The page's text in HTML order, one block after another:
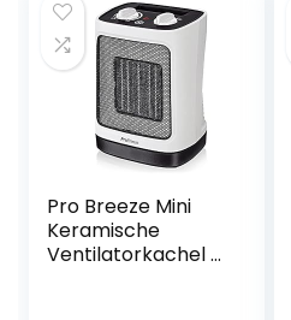
timer – 20m2
Pro Breeze Mini
Keramische
Ventilatorkachel –